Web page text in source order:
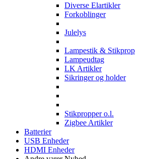
Diverse Elartikler
Forkoblinger
Julelys
Lampestik & Stikprop
Lampeudtag
LK Artikler
Sikringer og holder
Stikpropper o.l.
Zigbee Artikler
Batterier
USB Enheder
HDMI Enheder